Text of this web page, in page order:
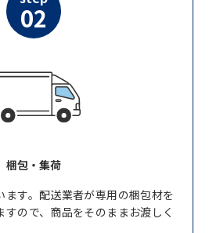
02
梱包・集荷
ます。配送業者が専用の梱包材を
ので、商品をそのままお渡しく